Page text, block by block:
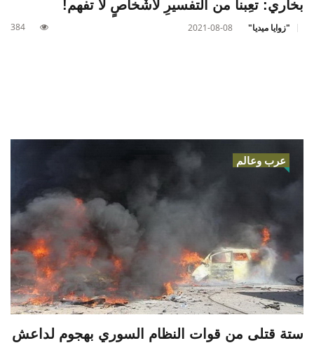
بخاري: تعِبنا من التفسيرِ لأشْخاصٍ لا تفهم!
"زوايا ميديا" 2021-08-08
384
عرب وعالم
ستة قتلى من قوات النظام السوري بهجوم لداعش